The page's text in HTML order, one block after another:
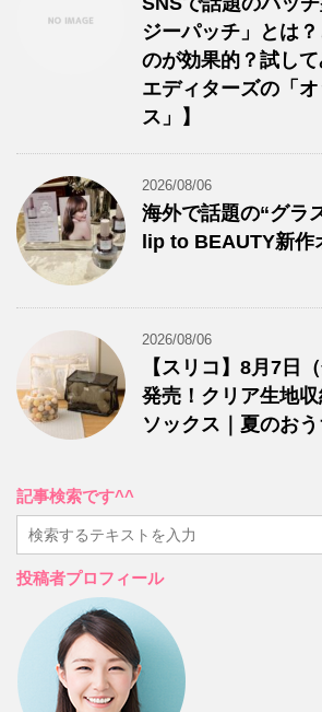
ジーパッチ」とは
のが効果的？試し
エディターズの「
ス」】
2026/08/06
海外で話題の“グラ
lip to BEAUTY新作
2026/08/06
【スリコ】8月7日
発売！クリア生地
ソックス｜夏のお
記事検索です^^
投稿者プロフィール